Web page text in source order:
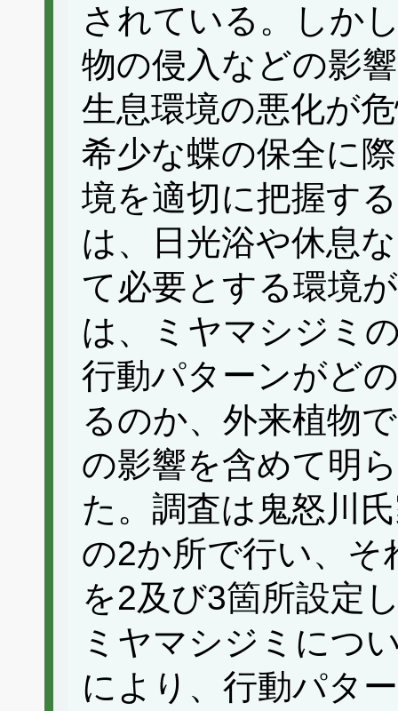
されている。しか
物の侵入などの影
生息環境の悪化が
希少な蝶の保全に
境を適切に把握す
は、日光浴や休息
て必要とする環境
は、ミヤマシジミ
行動パターンがど
るのか、外来植物
の影響を含めて明
た。調査は鬼怒川
の2か所で行い、そ
を2及び3箇所設定
ミヤマシジミにつ
により、行動パタ